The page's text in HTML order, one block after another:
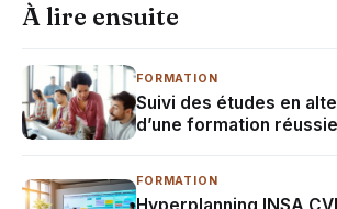
À lire ensuite
FORMATION
Suivi des études en
d’une formation réussie
FORMATION